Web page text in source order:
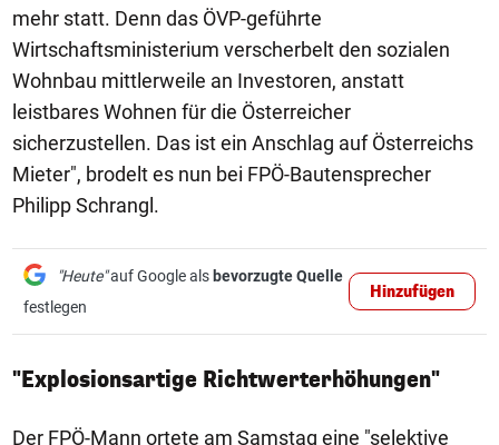
mehr statt. Denn das ÖVP-geführte
Wirtschaftsministerium verscherbelt den sozialen
Wohnbau mittlerweile an Investoren, anstatt
leistbares Wohnen für die Österreicher
sicherzustellen. Das ist ein Anschlag auf Österreichs
Mieter", brodelt es nun bei FPÖ-Bautensprecher
Philipp Schrangl.
"Heute"auf Google als bevorzugte Quelle
festlegen
Hinzufügen
"Explosionsartige Richtwerterhöhungen"
Der FPÖ-Mann ortete am Samstag eine "selektive